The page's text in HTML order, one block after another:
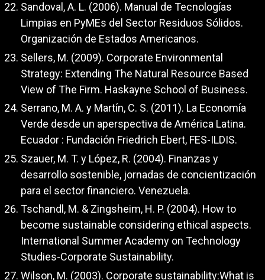
Sandoval, A. L. (2006). Manual de Tecnologías
Limpias en PyMEs del Sector Residuos Sólidos.
Organización de Estados Americanos.
Sellers, M. (2009). Corporate Environmental
Strategy: Extending The Natural Resource Based
View of The Firm. Haskayne School of Business.
Serrano, M. A. y Martín, C. S. (2011). La Economía
Verde desde un aperspectiva de América Latina.
Ecuador : Fundación Friedrich Ebert, FES-ILDIS.
Szauer, M. T. y López, R. (2004). Finanzas y
desarrollo sostenible, jornadas de concientización
para el sector financiero. Venezuela.
Tschandl, M. & Zingsheim, H. P. (2004). How to
become sustainable considering ethical aspects.
International Summer Academy on Technology
Studies-Corporate Sustainability.
Wilson, M. (2003). Corporate sustainability:What is